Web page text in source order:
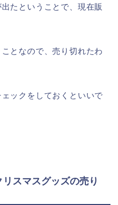
たということで、現在販
となので、売り切れたわ
ックをしておくといいで
スマスグッズの売り